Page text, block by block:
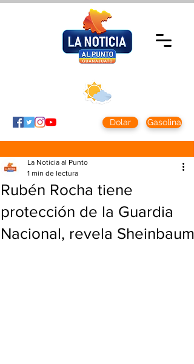
Dolar Gasolina
Rubén Rocha tiene
protección de la Guardia
Nacional, revela Sheinbaum
La Noticia al Punto
1 min de lectura